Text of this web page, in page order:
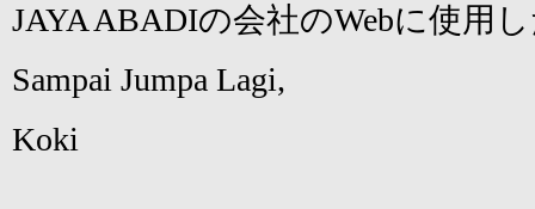
JAYA ABADIの会社のWebに使用
Sampai Jumpa Lagi,
Koki